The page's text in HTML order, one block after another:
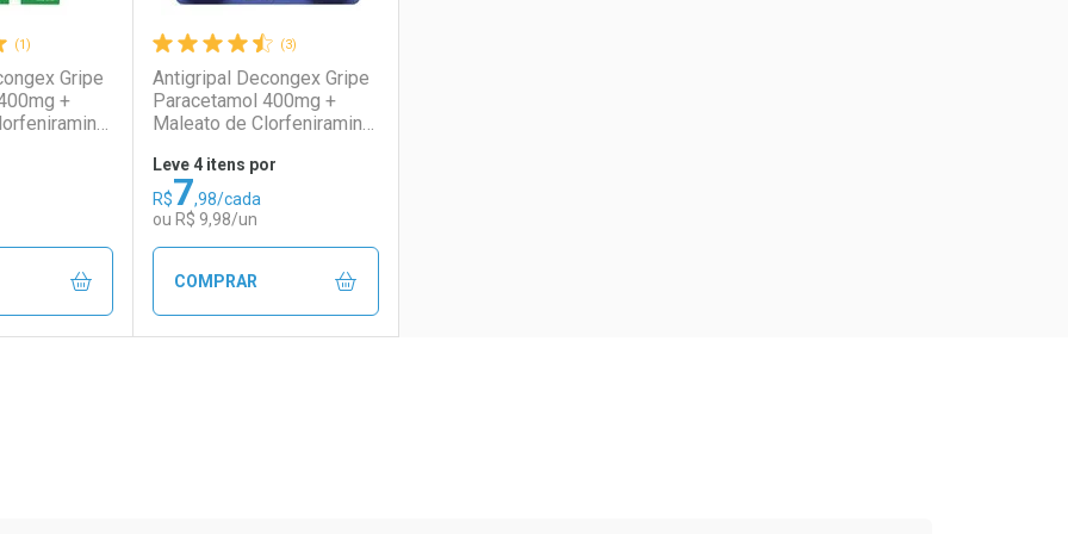
(1)
Gripe
+
(3)
Antigripal Decongex Gripe
Paracetamol 400mg +
Maleato de Clorfeniramina
Fenilefrina 4mg 5
Comprimidos
Leve 4 itens por
R$7,98/cada
ou R$ 9,98/un
COMPRAR